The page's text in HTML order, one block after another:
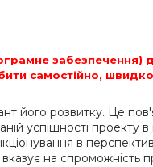
забезпечення)
самостійно,
його розвитку. Це
успішності проекту
в
на спроможність